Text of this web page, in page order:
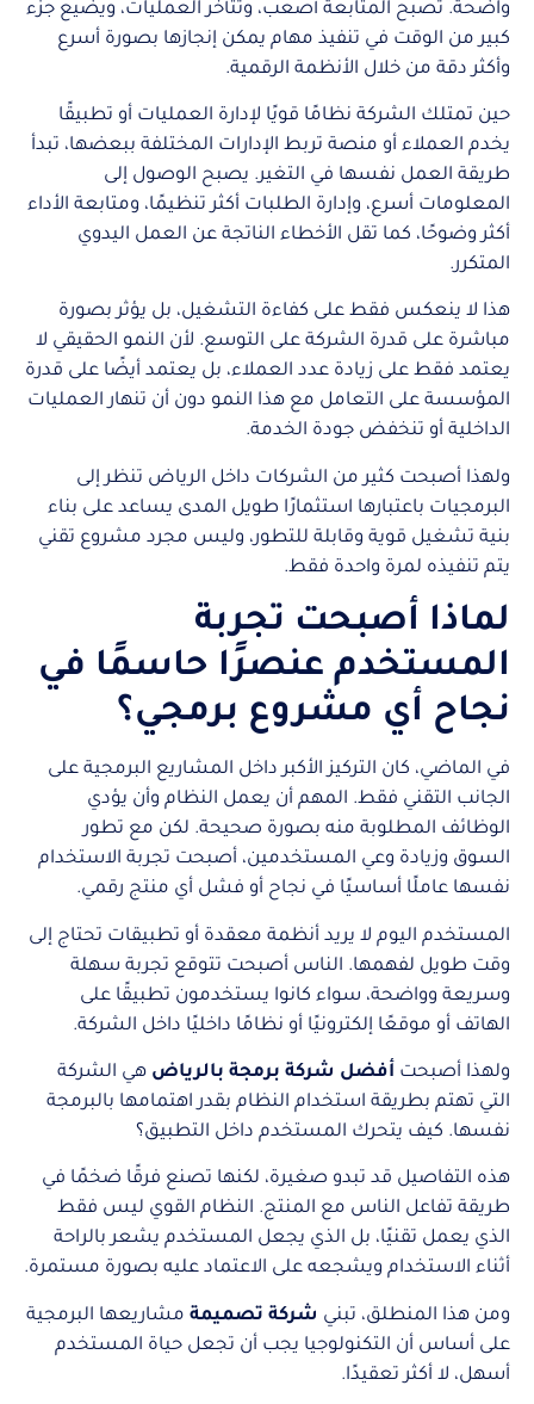
واضحة. تصبح المتابعة أصعب، وتتأخر العمليات، ويضيع جزء
كبير من الوقت في تنفيذ مهام يمكن إنجازها بصورة أسرع
وأكثر دقة من خلال الأنظمة الرقمية.
حين تمتلك الشركة نظامًا قويًا لإدارة العمليات أو تطبيقًا
يخدم العملاء أو منصة تربط الإدارات المختلفة ببعضها، تبدأ
طريقة العمل نفسها في التغير. يصبح الوصول إلى
المعلومات أسرع، وإدارة الطلبات أكثر تنظيمًا، ومتابعة الأداء
أكثر وضوحًا، كما تقل الأخطاء الناتجة عن العمل اليدوي
المتكرر.
هذا لا ينعكس فقط على كفاءة التشغيل، بل يؤثر بصورة
مباشرة على قدرة الشركة على التوسع. لأن النمو الحقيقي لا
يعتمد فقط على زيادة عدد العملاء، بل يعتمد أيضًا على قدرة
المؤسسة على التعامل مع هذا النمو دون أن تنهار العمليات
الداخلية أو تنخفض جودة الخدمة.
ولهذا أصبحت كثير من الشركات داخل الرياض تنظر إلى
البرمجيات باعتبارها استثمارًا طويل المدى يساعد على بناء
بنية تشغيل قوية وقابلة للتطور، وليس مجرد مشروع تقني
يتم تنفيذه لمرة واحدة فقط.
لماذا أصبحت تجربة
المستخدم عنصرًا حاسمًا في
نجاح أي مشروع برمجي؟
في الماضي، كان التركيز الأكبر داخل المشاريع البرمجية على
الجانب التقني فقط. المهم أن يعمل النظام وأن يؤدي
الوظائف المطلوبة منه بصورة صحيحة. لكن مع تطور
السوق وزيادة وعي المستخدمين، أصبحت تجربة الاستخدام
نفسها عاملًا أساسيًا في نجاح أو فشل أي منتج رقمي.
المستخدم اليوم لا يريد أنظمة معقدة أو تطبيقات تحتاج إلى
وقت طويل لفهمها. الناس أصبحت تتوقع تجربة سهلة
وسريعة وواضحة، سواء كانوا يستخدمون تطبيقًا على
الهاتف أو موقعًا إلكترونيًا أو نظامًا داخليًا داخل الشركة.
ولهذا أصبحت أفضل شركة برمجة بالرياض هي الشركة
التي تهتم بطريقة استخدام النظام بقدر اهتمامها بالبرمجة
نفسها. كيف يتحرك المستخدم داخل التطبيق؟
هذه التفاصيل قد تبدو صغيرة، لكنها تصنع فرقًا ضخمًا في
طريقة تفاعل الناس مع المنتج. النظام القوي ليس فقط
الذي يعمل تقنيًا، بل الذي يجعل المستخدم يشعر بالراحة
أثناء الاستخدام ويشجعه على الاعتماد عليه بصورة مستمرة.
ومن هذا المنطلق، تبني شركة تصميمة مشاريعها البرمجية
على أساس أن التكنولوجيا يجب أن تجعل حياة المستخدم
أسهل، لا أكثر تعقيدًا.